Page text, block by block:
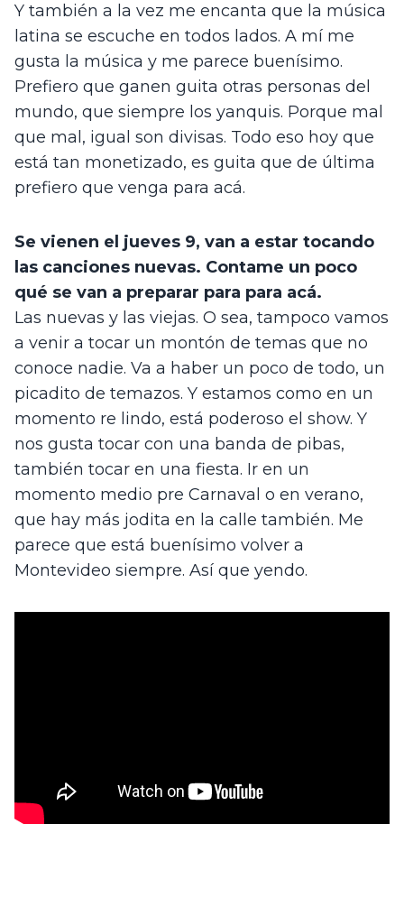
Y también a la vez me encanta que la música
latina se escuche en todos lados. A mí me
gusta la música y me parece buenísimo.
Prefiero que ganen guita otras personas del
mundo, que siempre los yanquis. Porque mal
que mal, igual son divisas. Todo eso hoy que
está tan monetizado, es guita que de última
prefiero que venga para acá.
Se vienen el jueves 9, van a estar tocando
las canciones nuevas. Contame un poco
qué se van a preparar para para acá.
Las nuevas y las viejas. O sea, tampoco vamos
a venir a tocar un montón de temas que no
conoce nadie. Va a haber un poco de todo, un
picadito de temazos. Y estamos como en un
momento re lindo, está poderoso el show. Y
nos gusta tocar con una banda de pibas,
también tocar en una fiesta. Ir en un
momento medio pre Carnaval o en verano,
que hay más jodita en la calle también. Me
parece que está buenísimo volver a
Montevideo siempre. Así que yendo.